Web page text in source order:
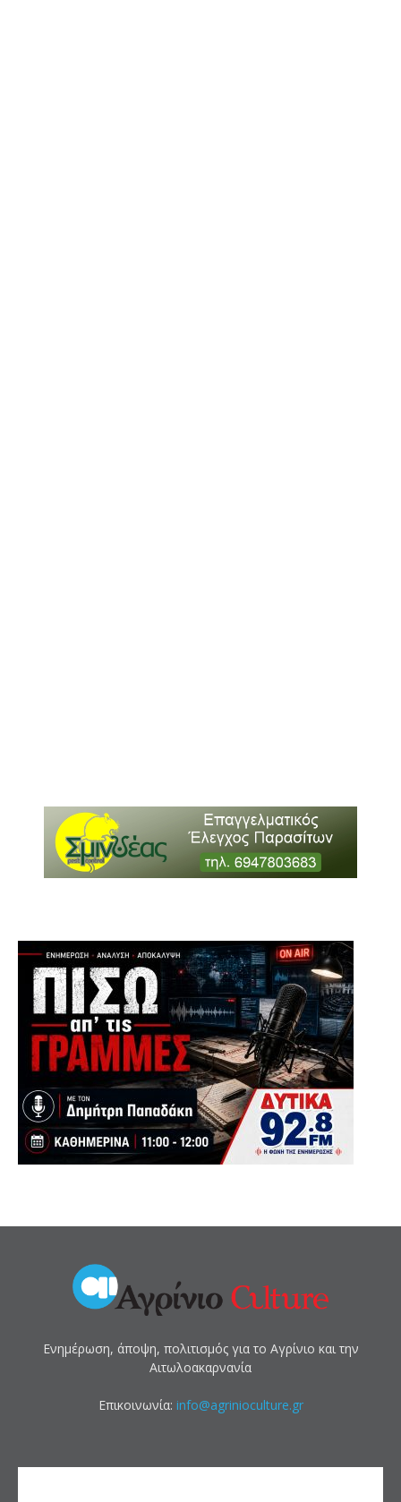
Ενημέρωση, άποψη, πολιτισμός για το Αγρίνιο και την
Αιτωλοακαρνανία
Επικοινωνία: info@agrinioculture.gr